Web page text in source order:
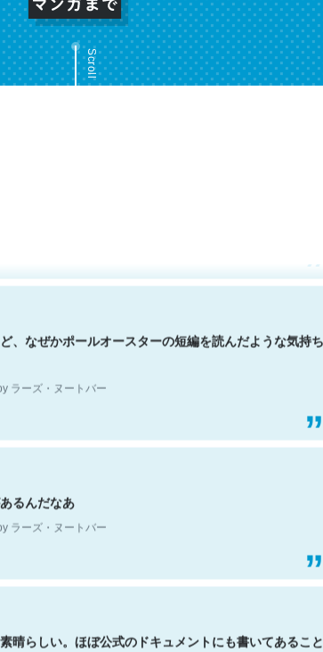
Scroll
なんだろうなと凄く思う。英語少しでも読める人は原文
Let’s Fucking Go. Then Covid hit. Shit.
、なぜかポールオースターの短編を読んだような気持ち
ラーズ・ヌートバー
るんだなあ
ラーズ・ヌートバー
晴らしい。ほぼ公式のドキュメントにも書いてあること
いよね。この手の記事に珍しく、非常に正しくてわかり